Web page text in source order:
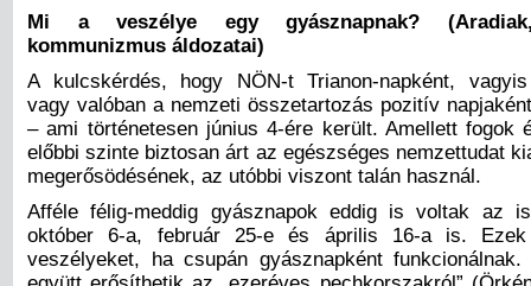
Mi a veszélye egy gyásznapnak?
kommunizmus áldozatai)
A kulcskérdés, hogy NÖN-t Trianon-napként,
vagy valóban a nemzeti összetartozás pozitív
– ami történetesen június 4-ére került. Amellett fogok
előbbi szinte biztosan árt az egészséges nemzettudat
megerősödésének, az utóbbi viszont talán használ.
Afféle félig-meddig gyásznapok eddig is voltak az
október 6-a, február 25-e és április 16-a is.
veszélyeket, ha csupán gyásznapként